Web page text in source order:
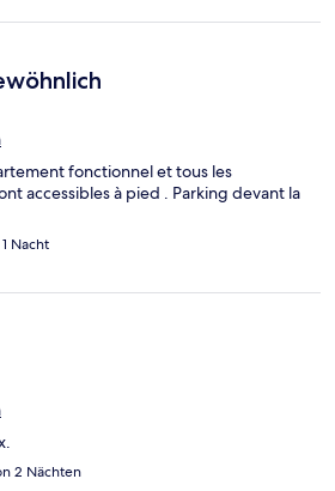
fonctionnel et tous les
accessibles à pied . Parking devant la
Nacht
2 Nächten